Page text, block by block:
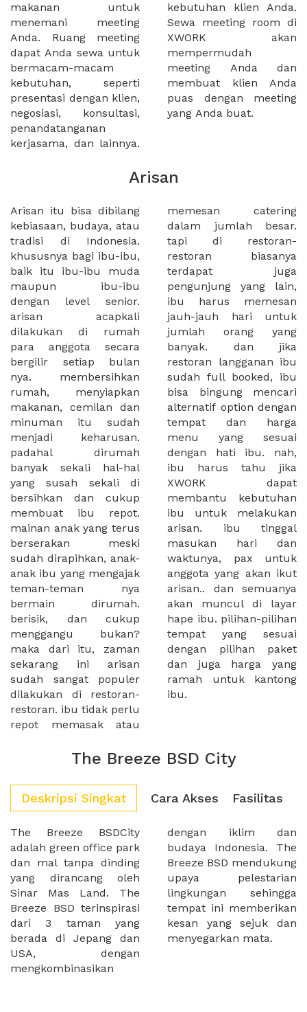
makanan untuk
menemani meeting
Anda. Ruang meeting
dapat Anda sewa untuk
bermacam-macam
kebutuhan, seperti
presentasi dengan klien,
negosiasi, konsultasi,
penandatanganan
kerjasama, dan lainnya.
kebutuhan klien Anda.
Sewa meeting room di
XWORK akan
mempermudah
meeting Anda dan
membuat klien Anda
puas dengan meeting
yang Anda buat.
Arisan
Arisan itu bisa dibilang
kebiasaan, budaya, atau
tradisi di Indonesia.
khususnya bagi ibu-ibu,
baik itu ibu-ibu muda
maupun ibu-ibu
dengan level senior.
arisan acapkali
dilakukan di rumah
para anggota secara
bergilir setiap bulan
nya. membersihkan
rumah, menyiapkan
makanan, cemilan dan
minuman itu sudah
menjadi keharusan.
padahal dirumah
banyak sekali hal-hal
yang susah sekali di
bersihkan dan cukup
membuat ibu repot.
mainan anak yang terus
berserakan meski
sudah dirapihkan, anak-
anak ibu yang mengajak
teman-teman nya
bermain dirumah.
berisik, dan cukup
menggangu bukan?
maka dari itu, zaman
sekarang ini arisan
sudah sangat populer
dilakukan di restoran-
restoran. ibu tidak perlu
repot memasak atau
memesan catering
dalam jumlah besar.
tapi di restoran-
restoran biasanya
terdapat juga
pengunjung yang lain,
ibu harus memesan
jauh-jauh hari untuk
jumlah orang yang
banyak. dan jika
restoran langganan ibu
sudah full booked, ibu
bisa bingung mencari
alternatif option dengan
tempat dan harga
menu yang sesuai
dengan hati ibu. nah,
ibu harus tahu jika
XWORK dapat
membantu kebutuhan
ibu untuk melakukan
arisan. ibu tinggal
masukan hari dan
waktunya, pax untuk
anggota yang akan ikut
arisan.. dan semuanya
akan muncul di layar
hape ibu. pilihan-pilihan
tempat yang sesuai
dengan pilihan paket
dan juga harga yang
ramah untuk kantong
ibu.
The Breeze BSD City
Deskripsi Singkat Cara Akses Fasilitas
The Breeze BSDCity
adalah green office park
dan mal tanpa dinding
yang dirancang oleh
Sinar Mas Land. The
Breeze BSD terinspirasi
dari 3 taman yang
berada di Jepang dan
USA, dengan
mengkombinasikan
dengan iklim dan
budaya Indonesia. The
Breeze BSD mendukung
upaya pelestarian
lingkungan sehingga
tempat ini memberikan
kesan yang sejuk dan
menyegarkan mata.